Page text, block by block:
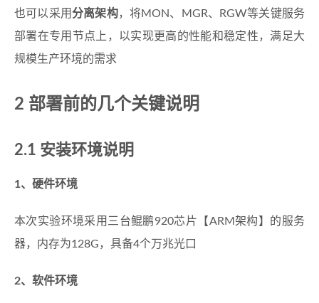
也可以采用分离架构，将MON、MGR、RGW等关键服务
部署在专用节点上，以实现更高的性能和稳定性，满足大
规模生产环境的需求
2 部署前的几个关键说明
2.1 安装环境说明
1、硬件环境
本次实验环境采用三台鲲鹏920芯片【ARM架构】的服务
器，内存为128G，具备4个万兆光口
2、软件环境